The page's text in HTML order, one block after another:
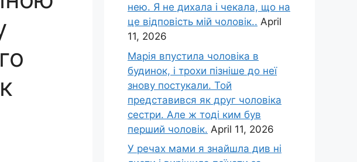
нею. Я не дихала і чекала, що на
це відповість мій чоловік.. April
11, 2026
Марія впустила чоловіка в
будинок, і трохи пізніше до неї
знову постукали. Той
представився як друг чоловіка
сестри. Але ж тоді ким був
перший чоловік. April 11, 2026
У речах мами я знайшла див ні